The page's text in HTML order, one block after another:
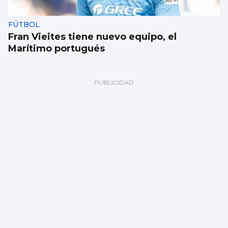
FÚTBOL
Fran Vieites tiene nuevo equipo, el
Marítimo portugués